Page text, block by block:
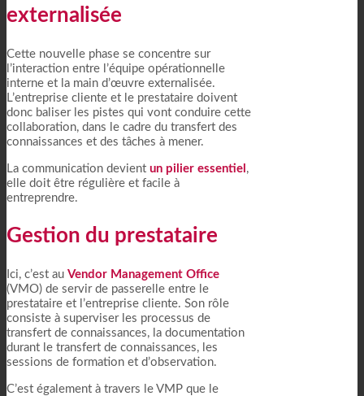
externalisée
Cette nouvelle phase se concentre sur
l’interaction entre l’équipe opérationnelle
interne et la main d’œuvre externalisée.
L’entreprise cliente et le prestataire doivent
donc baliser les pistes qui vont conduire cette
collaboration, dans le cadre du transfert des
connaissances et des tâches à mener.
La communication devient un pilier essentiel ,
elle doit être régulière et facile à
entreprendre.
Gestion du prestataire
Ici, c’est au Vendor Management Office
(VMO) de servir de passerelle entre le
prestataire et l’entreprise cliente. Son rôle
consiste à superviser les processus de
transfert de connaissances, la documentation
durant le transfert de connaissances, les
sessions de formation et d’observation.
C’est également à travers le VMP que le